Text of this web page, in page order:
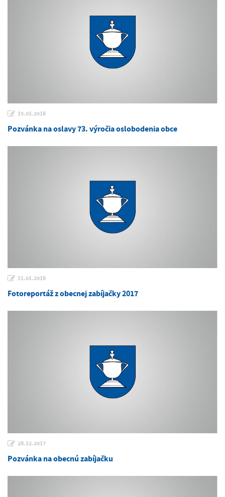
15.01.2018
Pozvánka na oslavy 73. výročia oslobodenia obce
11.01.2018
Fotoreportáž z obecnej zabíjačky 2017
28.12.2017
Pozvánka na obecnú zabíjačku